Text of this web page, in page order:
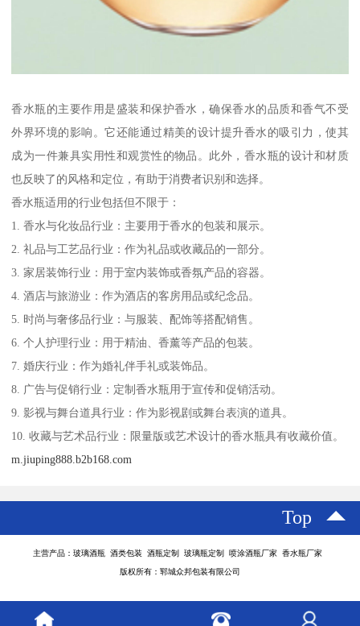
香水瓶的主要作用是盛装和保护香水，确保香水的品质和香气不受
外界环境的影响。它还能通过精美的设计提升香水的吸引力，使其
成为一件兼具实用性和观赏性的物品。此外，香水瓶的设计和材质
也反映了的风格和定位，有助于消费者识别和选择。
香水瓶适用的行业包括但不限于：
1. 香水与化妆品行业：主要用于香水的包装和展示。
2. 礼品与工艺品行业：作为礼品或收藏品的一部分。
3. 家居装饰行业：用于室内装饰或香氛产品的容器。
4. 酒店与旅游业：作为酒店的客房用品或纪念品。
5. 时尚与奢侈品行业：与服装、配饰等搭配销售。
6. 个人护理行业：用于精油、香薰等产品的包装。
7. 婚庆行业：作为婚礼伴手礼或装饰品。
8. 广告与促销行业：定制香水瓶用于宣传和促销活动。
9. 影视与舞台道具行业：作为影视剧或舞台表演的道具。
10. 收藏与艺术品行业：限量版或艺术设计的香水瓶具有收藏价值。
m.jiuping888.b2b168.com
Top
主营产品：玻璃酒瓶 酒类包装 酒瓶定制 玻璃瓶定制 喷涂酒瓶厂家 香水瓶厂家
版权所有：郓城众邦包装有限公司